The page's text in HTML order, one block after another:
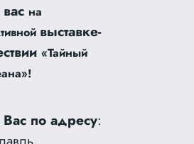
на
выставке-
«Тайный
по адресу: